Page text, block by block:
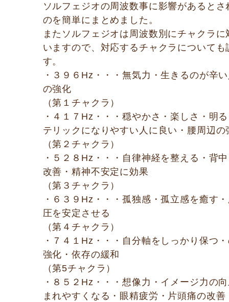
ソルフェジオの周波数事に影響があると
のを簡単にまとめました。
またソルフェジオは周波数別にチャクラ
いますので、対応するチャクラについて
す。
・３９６Hz・・・無気力・生きるのが辛
の強化
（第１チャクラ）
・４１７Hz・・・穏やかさ・楽しさ・明
テリックになりやすい人に良い・腰周辺の
（第２チャクラ）
・５２８Hz・・・自律神経を整える・背
改善・精神不安定に効果
（第３チャクラ）
・６３９Hz・・・孤独感・孤立感を癒す
圧を安定させる
（第４チャクラ）
・７４１Hz・・・自分軸をしっかり保つ
強化・依存の緩和
（第5チャクラ）
・８５２Hz・・・想像力・イメージ力の
まれやすくなる・眼精疲労・片頭痛の改善